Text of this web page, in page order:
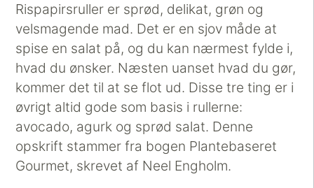
Rispapirsruller er sprød, delikat, grøn og
velsmagende mad. Det er en sjov måde at
spise en salat på, og du kan nærmest fylde i,
hvad du ønsker. Næsten uanset hvad du gør,
kommer det til at se flot ud. Disse tre ting er i
øvrigt altid gode som basis i rullerne:
avocado, agurk og sprød salat. Denne
opskrift stammer fra bogen Plantebaseret
Gourmet, skrevet af Neel Engholm.